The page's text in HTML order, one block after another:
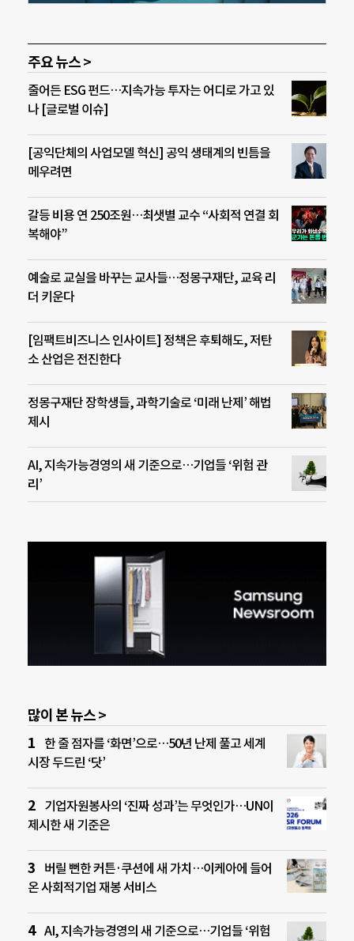
주요 뉴스 >
줄어든 ESG 펀드…지속가능 투자는 어디로 가고 있
나 [글로벌 이슈]
[공익단체의 사업모델 혁신] 공익 생태계의 빈틈을
메우려면
갈등 비용 연 250조원…최샛별 교수 “사회적 연결 회
복해야”
예술로 교실을 바꾸는 교사들…정몽구재단, 교육 리
더 키운다
[임팩트비즈니스 인사이트] 정책은 후퇴해도, 저탄
소 산업은 전진한다
정몽구재단 장학생들, 과학기술로 ‘미래 난제’ 해법
제시
AI, 지속가능경영의 새 기준으로…기업들 ‘위험 관
리’
많이 본 뉴스 >
한 줄 점자를 ‘화면’으로…50년 난제 풀고 세계
시장 두드린 ‘닷’
기업자원봉사의 ‘진짜 성과’는 무엇인가…UN이
제시한 새 기준은
버릴 뻔한 커튼·쿠션에 새 가치…이케아에 들어
온 사회적기업 재봉 서비스
AI, 지속가능경영의 새 기준으로…기업들 ‘위험